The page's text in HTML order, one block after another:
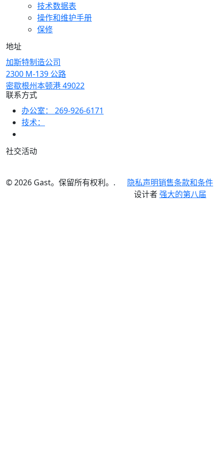
技术数据表
操作和维护手册
保修
地址
加斯特制造公司
2300 M-139 公路
密歇根州本顿港 49022
联系方式
办公室：
269-926-6171
技术：
社交活动
© 2026 Gast。保留所有权利。. 隐私声明销售条款和条件
设计者强大的第八届